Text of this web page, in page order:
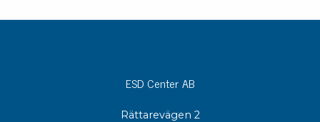
ESD Center AB
Rättarevägen 2